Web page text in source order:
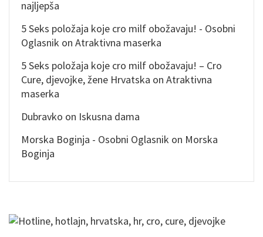
najljepša
5 Seks položaja koje cro milf obožavaju! - Osobni
Oglasnik on Atraktivna maserka
5 Seks položaja koje cro milf obožavaju! – Cro
Cure, djevojke, žene Hrvatska on Atraktivna
maserka
Dubravko on Iskusna dama
Morska Boginja - Osobni Oglasnik on Morska
Boginja